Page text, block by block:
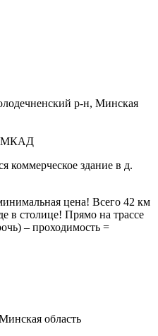
р-н, Минская
МКАД
коммерческое здание в д.
цена! Всего 42 км
в столице! Прямо на трассе
– проходимость =
область